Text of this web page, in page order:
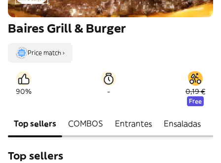
Baires Grill & Burger
Price match ›
90% - 0,19 €
Free
Top sellers COMBOS Entrantes Ensaladas
Top sellers